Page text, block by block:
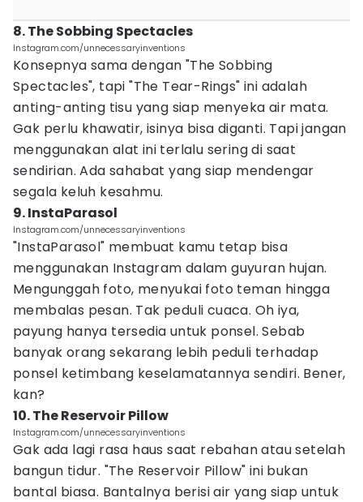
8. The Sobbing Spectacles
Instagram.com/unnecessaryinventions
Konsepnya sama dengan "The Sobbing
Spectacles", tapi "The Tear-Rings" ini adalah
anting-anting tisu yang siap menyeka air mata.
Gak perlu khawatir, isinya bisa diganti. Tapi jangan
menggunakan alat ini terlalu sering di saat
sendirian. Ada sahabat yang siap mendengar
segala keluh kesahmu.
9. InstaParasol
Instagram.com/unnecessaryinventions
"InstaParasol" membuat kamu tetap bisa
menggunakan Instagram dalam guyuran hujan.
Mengunggah foto, menyukai foto teman hingga
membalas pesan. Tak peduli cuaca. Oh iya,
payung hanya tersedia untuk ponsel. Sebab
banyak orang sekarang lebih peduli terhadap
ponsel ketimbang keselamatannya sendiri. Bener,
kan?
10. The Reservoir Pillow
Instagram.com/unnecessaryinventions
Gak ada lagi rasa haus saat rebahan atau setelah
bangun tidur. "The Reservoir Pillow" ini bukan
bantal biasa. Bantalnya berisi air yang siap untuk